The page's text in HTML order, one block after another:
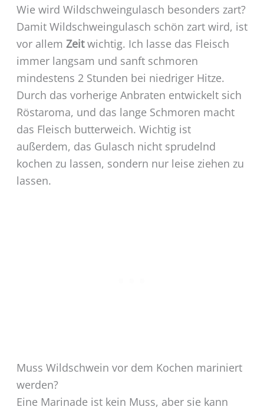
Wie wird Wildschweingulasch besonders zart?
Damit Wildschweingulasch schön zart wird, ist
vor allem Zeitwichtig. Ich lasse das Fleisch
immer langsam und sanft schmoren
mindestens 2 Stunden bei niedriger Hitze.
Durch das vorherige Anbraten entwickelt sich
Röstaroma, und das lange Schmoren macht
das Fleisch butterweich. Wichtig ist
außerdem, das Gulasch nicht sprudelnd
kochen zu lassen, sondern nur leise ziehen zu
lassen.
Muss Wildschwein vor dem Kochen mariniert
werden?
Eine Marinade ist kein Muss, aber sie kann